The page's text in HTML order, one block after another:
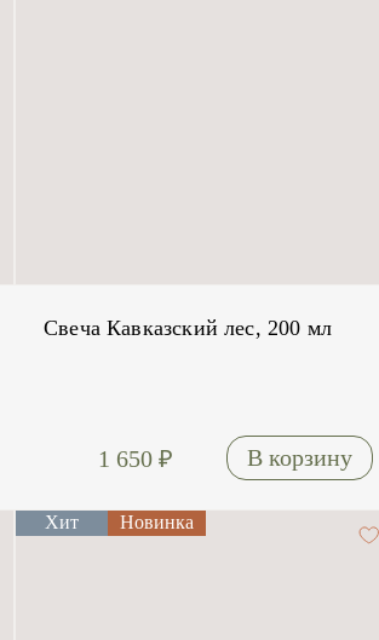
Свеча Кавказский лес, 200 мл
1 650 ₽
Хит Новинка